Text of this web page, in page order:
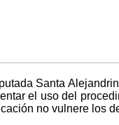
Santa
el uso del
no vulnere los